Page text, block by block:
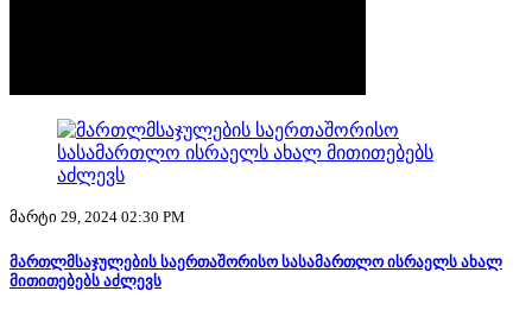
მარტი 29, 2024 02:30 PM
მართლმსაჯულების საერთაშორისო სასამართლო ისრაელს ახალ
მითითებებს აძლევს